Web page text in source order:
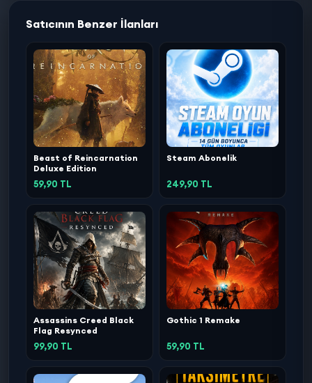
Satıcının Benzer İlanları
Beast of Reincarnation
Deluxe Edition
59,90 TL
Steam Abonelik
249,90 TL
Assassins Creed Black
Flag Resynced
99,90 TL
Gothic 1 Remake
59,90 TL